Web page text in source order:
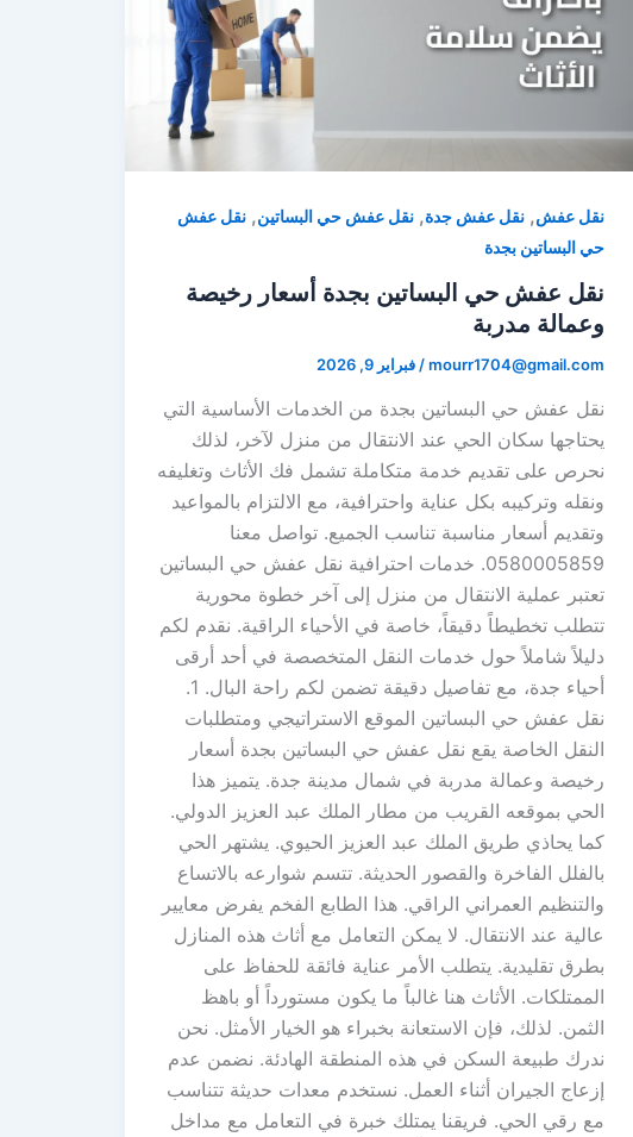
نقل عفش, نقل عفش جدة, نقل عفش حي البساتين, نقل عفش
حي البساتين بجدة
نقل عفش حي البساتين بجدة أسعار رخيصة
وعمالة مدربة
mourr1704@gmail.com
/ فبراير 9, 2026
نقل عفش حي البساتين بجدة من الخدمات الأساسية التي
يحتاجها سكان الحي عند الانتقال من منزل لآخر، لذلك
نحرص على تقديم خدمة متكاملة تشمل فك الأثاث وتغليفه
ونقله وتركيبه بكل عناية واحترافية، مع الالتزام بالمواعيد
وتقديم أسعار مناسبة تناسب الجميع. تواصل معنا
0580005859. خدمات احترافية نقل عفش حي البساتين
تعتبر عملية الانتقال من منزل إلى آخر خطوة محورية
تتطلب تخطيطاً دقيقاً، خاصة في الأحياء الراقية. نقدم لكم
دليلاً شاملاً حول خدمات النقل المتخصصة في أحد أرقى
أحياء جدة، مع تفاصيل دقيقة تضمن لكم راحة البال. 1.
نقل عفش حي البساتين الموقع الاستراتيجي ومتطلبات
النقل الخاصة يقع نقل عفش حي البساتين بجدة أسعار
رخيصة وعمالة مدربة في شمال مدينة جدة. يتميز هذا
الحي بموقعه القريب من مطار الملك عبد العزيز الدولي.
كما يحاذي طريق الملك عبد العزيز الحيوي. يشتهر الحي
بالفلل الفاخرة والقصور الحديثة. تتسم شوارعه بالاتساع
والتنظيم العمراني الراقي. هذا الطابع الفخم يفرض معايير
عالية عند الانتقال. لا يمكن التعامل مع أثاث هذه المنازل
بطرق تقليدية. يتطلب الأمر عناية فائقة للحفاظ على
الممتلكات. الأثاث هنا غالباً ما يكون مستورداً أو باهظ
الثمن. لذلك، فإن الاستعانة بخبراء هو الخيار الأمثل. نحن
ندرك طبيعة السكن في هذه المنطقة الهادئة. نضمن عدم
إزعاج الجيران أثناء العمل. نستخدم معدات حديثة تتناسب
مع رقي الحي. فريقنا يمتلك خبرة في التعامل مع مداخل